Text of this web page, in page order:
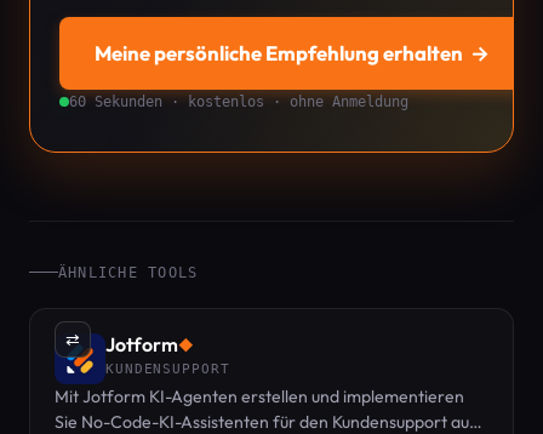
Meine persönliche Empfehlung erhalten →
60 Sekunden · kostenlos · ohne Anmeldung
ÄHNLICHE TOOLS
⇄ Jotform◆
KUNDENSUPPORT
Mit Jotform KI-Agenten erstellen und implementieren
Sie No-Code-KI-Assistenten für den Kundensupport auf